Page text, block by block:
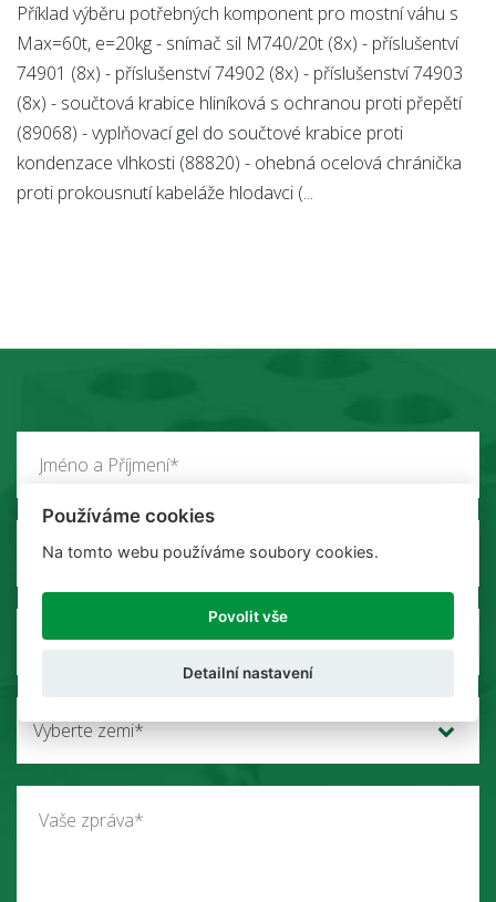
Příklad výběru potřebných komponent pro mostní váhu s
Max=60t, e=20kg - snímač sil M740/20t (8x) - příslušentví
74901 (8x) - příslušenství 74902 (8x) - příslušenství 74903
(8x) - součtová krabice hliníková s ochranou proti přepětí
(89068) - vyplňovací gel do součtové krabice proti
kondenzace vlhkosti (88820) - ohebná ocelová chránička
proti prokousnutí kabeláže hlodavci (...
Vyberte zemi*
Používáme cookies
Na tomto webu používáme soubory cookies.
Povolit vše
Detailní nastavení